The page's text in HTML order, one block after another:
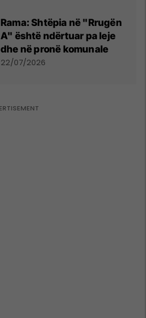
Rama: Shtëpia në "Rrugën
A" është ndërtuar pa leje
dhe në pronë komunale
22/07/2026